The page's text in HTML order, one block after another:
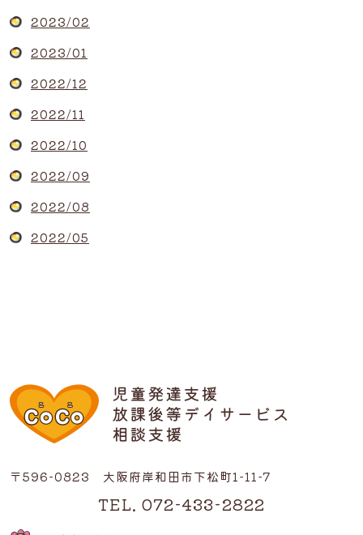
2023/02
2023/01
2022/12
2022/11
2022/10
2022/09
2022/08
2022/05
〒596-0823 大阪府岸和田市下松町1-11-7
TEL. 072-433-2822